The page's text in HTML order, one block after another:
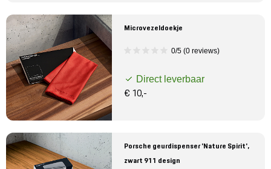
Microvezeldoekje
0/5 (0 reviews)
Direct leverbaar
€ 10,-
Porsche geurdispenser 'Nature Spirit',
zwart 911 design